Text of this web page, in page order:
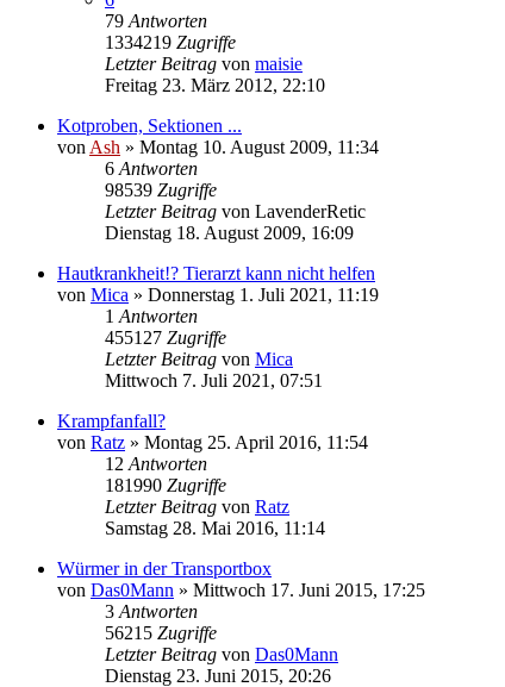
79 Antworten
1334219 Zugriffe
Letzter Beitrag von maisie
Freitag 23. März 2012, 22:10
Kotproben, Sektionen ...
von Ash » Montag 10. August 2009, 11:34
6 Antworten
98539 Zugriffe
Letzter Beitrag von LavenderRetic
Dienstag 18. August 2009, 16:09
Hautkrankheit!? Tierarzt kann nicht helfen
von Mica » Donnerstag 1. Juli 2021, 11:19
1 Antworten
455127 Zugriffe
Letzter Beitrag von Mica
Mittwoch 7. Juli 2021, 07:51
Krampfanfall?
von Ratz » Montag 25. April 2016, 11:54
12 Antworten
181990 Zugriffe
Letzter Beitrag von Ratz
Samstag 28. Mai 2016, 11:14
Würmer in der Transportbox
von Das0Mann » Mittwoch 17. Juni 2015, 17:25
3 Antworten
56215 Zugriffe
Letzter Beitrag von Das0Mann
Dienstag 23. Juni 2015, 20:26